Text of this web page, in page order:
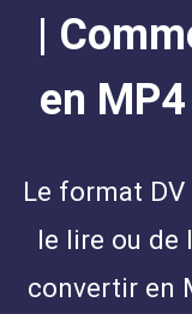
|
en
Le format
le lire ou de
convertir en